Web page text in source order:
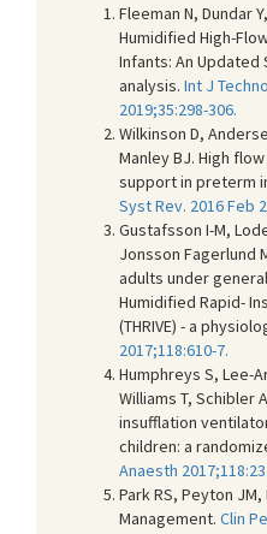
Fleeman N, Dundar
Humidified High-
Infants: An
analysis. Int J
2019;35:298-306.
Wilkinson D,
Manley BJ. High
support in preterm
Syst Rev. 2016 Feb
Gustafsson I-M,
Jonsson Fagerlund
adults under
Humidified Rapid-
(THRIVE) - a
2017;118:610-7.
Humphreys S, Lee-
Williams T, Schibler
insufflation
children: a
Anaesth
Park RS, Peyton
Management. Clin